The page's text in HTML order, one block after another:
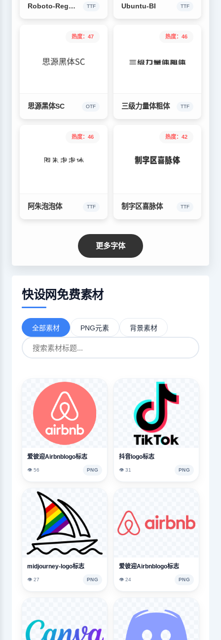
Roboto-Regular TTF Ubuntu-BI TTF
热度：47
思源黑体SC OTF
热度：46
三级力量体粗体 TTF
热度：46
阿朱泡泡体 TTF
热度：42
制字区喜脉体 TTF
更多字体
快设网免费素材
全部素材 PNG元素 背景素材
爱彼迎Airbnblogo标志
👁️ 56 PNG
抖音logo标志
👁️ 31 PNG
midjourney-logo标志
👁️ 27 PNG
爱彼迎Airbnblogo标志
👁️ 24 PNG